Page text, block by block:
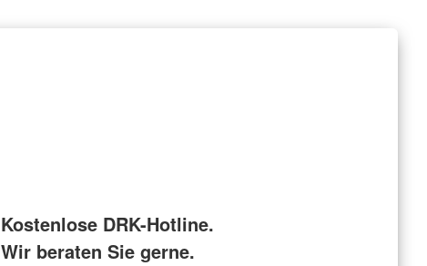
Kostenlose DRK-Hotline.
Wir beraten Sie gerne.